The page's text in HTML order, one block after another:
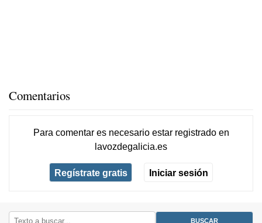
Comentarios
Para comentar es necesario estar registradoen
lavozdegalicia.es
Regístrate gratis Iniciar sesión